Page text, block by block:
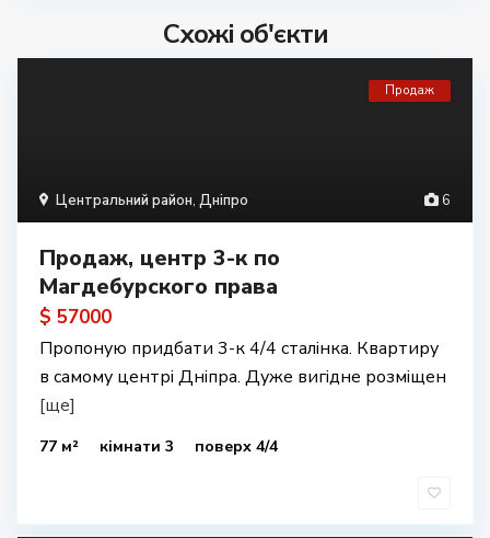
Схожі об'єкти
6
Центральний район, Дніпро
Продаж
Продаж, центр 3-к по
Магдебурского права
$ 57000
Пропоную придбати 3-к 4/4 сталінка. Квартиру
в самому центрі Дніпра. Дуже вигідне розміщен
[ще]
77 м² кімнати 3 поверх 4/4